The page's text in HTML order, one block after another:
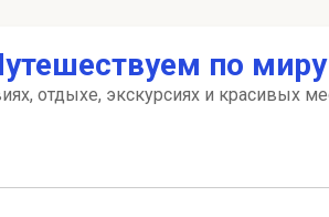
по
отдыхе, экскурсиях и красивых